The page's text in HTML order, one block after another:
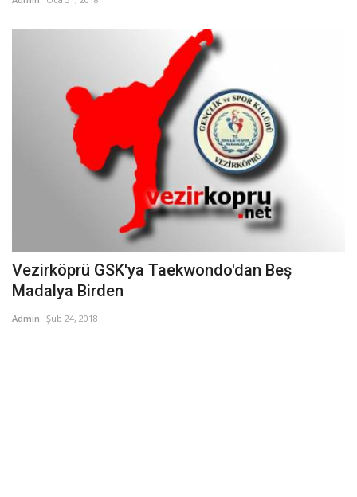
Vezirköprü GSK'ya Taekwondo'dan Beş
Madalya Birden
Admin Şub 24, 2018